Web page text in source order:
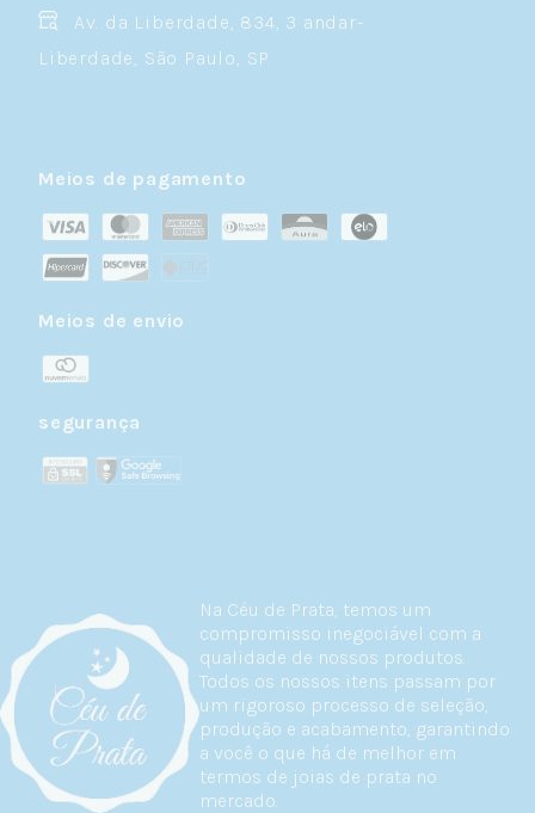
Na Céu de Prata, temos um
compromisso inegociável com a
qualidade de nossos produtos.
Todos os nossos itens passam por
um rigoroso processo de seleção,
produção e acabamento, garantindo
a você o que há de melhor em
termos de joias de prata no
mercado.
Av. da Liberdade, 834, 3 andar-
Liberdade, São Paulo, SP
Meios de pagamento
Meios de envio
segurança